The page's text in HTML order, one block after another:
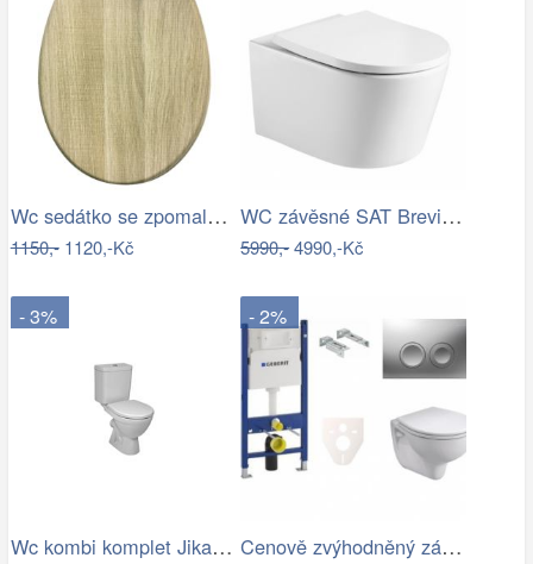
Wc sedátko se zpomalovacím mechanismem…
1150,-1120,-Kč
WC závěsné SAT Brevis včetně prkénka…
5990,-4990,-Kč
- 3%
Wc kombi komplet Jika Lyra Plus zadní…
- 2%
Cenově zvýhodněný závěsný WC set…